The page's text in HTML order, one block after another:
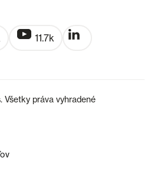
11.7k
práva vyhradené